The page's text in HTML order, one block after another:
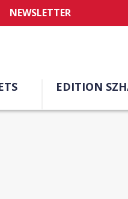
NEWSLETTER
EDITION